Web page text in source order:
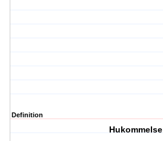
Definition
Hukommelse